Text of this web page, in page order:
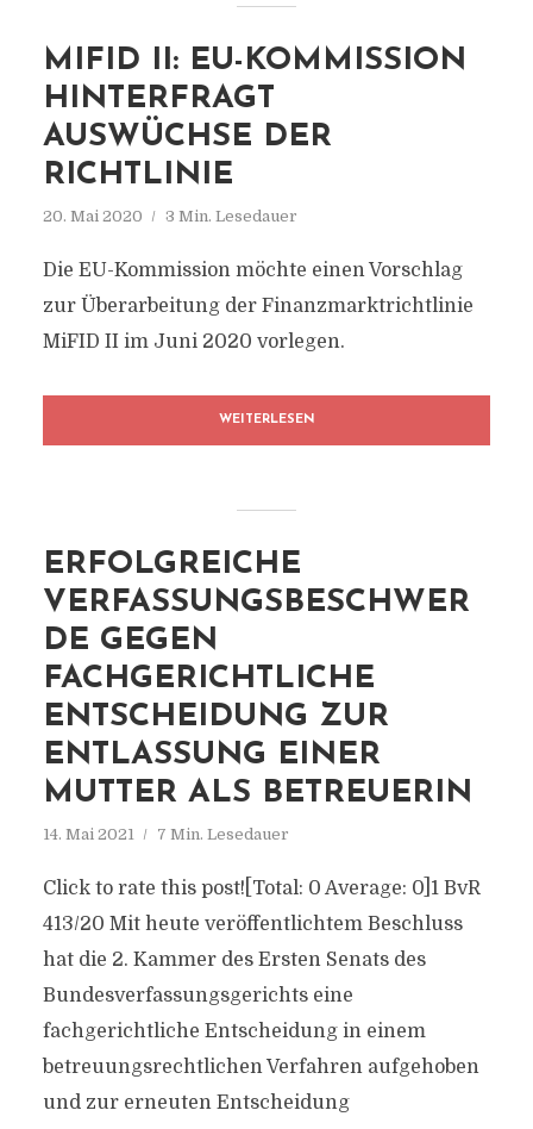
MIFID II: EU-KOMMISSION
HINTERFRAGT
AUSWÜCHSE DER
RICHTLINIE
20. Mai 2020 3 Min. Lesedauer
Die EU-Kommission möchte einen Vorschlag
zur Überarbeitung der Finanzmarktrichtlinie
MiFID II im Juni 2020 vorlegen.
WEITERLESEN
ERFOLGREICHE
VERFASSUNGSBESCHWER
DE GEGEN
FACHGERICHTLICHE
ENTSCHEIDUNG ZUR
ENTLASSUNG EINER
MUTTER ALS BETREUERIN
14. Mai 2021 7 Min. Lesedauer
Click to rate this post![Total: 0 Average: 0]1 BvR
413/20 Mit heute veröffentlichtem Beschluss
hat die 2. Kammer des Ersten Senats des
Bundesverfassungsgerichts eine
fachgerichtliche Entscheidung in einem
betreuungsrechtlichen Verfahren aufgehoben
und zur erneuten Entscheidung